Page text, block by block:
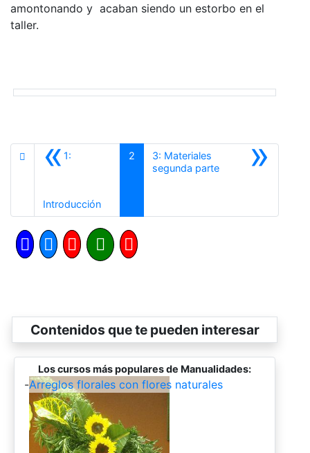
amontonando y acaban siendo un estorbo en el
taller.
«1:
IntroducciónAnterior
2 »
3: Materiales
segunda parteSiguiente
Contenidos que te pueden interesar
Los cursos más populares de Manualidades:
-Arreglos florales con flores naturales